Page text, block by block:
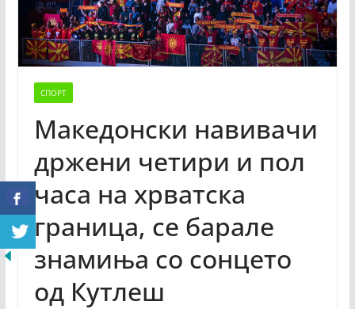
СПОРТ
Македонски навивачи
држени четири и пол
часа на хрватска
граница, се барале
знамиња со сонцето
од Кутлеш